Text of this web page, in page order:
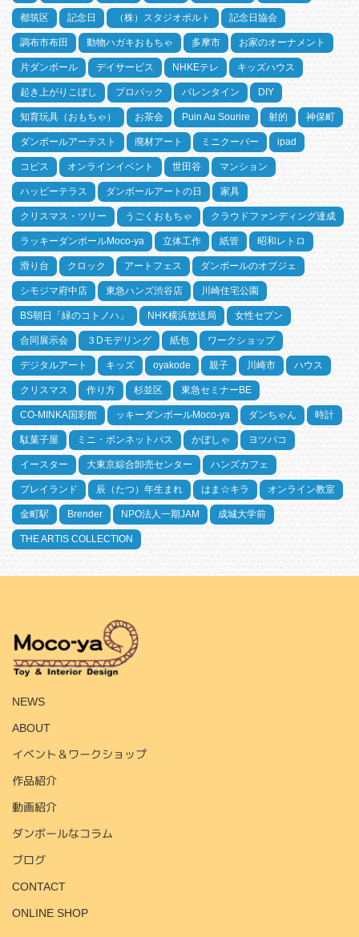
都筑区 記念日 （株）スタジオポルト 記念日協会
調布市布田 動物ハガキおもちゃ 多摩市 お家のオーナメント
片ダンボール デイサービス NHKEテレ キッズハウス
起き上がりこぼし プロパック バレンタイン DIY
知育玩具（おもちゃ） お茶会 Puin Au Sourire 射的 神保町
ダンボールアーテスト 廃材アート ミニクーパー ipad
コピス オンラインイベント 世田谷 マンション
ハッピーテラス ダンボールアートの日 家具
クリスマス・ツリー うごくおもちゃ クラウドファンディング達成
ラッキーダンボールMoco-ya 立体工作 紙管 昭和レトロ
滑り台 クロック アートフェス ダンボールのオブジェ
シモジマ府中店 東急ハンズ渋谷店 川崎住宅公園
BS朝日「緑のコトノハ」 NHK横浜放送局 女性セブン
合同展示会 ３Dモデリング 紙包 ワークショップ
デジタルアート キッズ oyakode 親子 川崎市 ハウス
クリスマス 作り方 杉並区 東急セミナーBE
CO-MINKA国彩館 ッキーダンボールMoco-ya ダンちゃん 時計
駄菓子屋 ミニ・ボンネットバス かぼしゃ ヨツバコ
イースター 大東京綜合卸売センター ハンズカフェ
プレイランド 辰（たつ）年生まれ はま☆キラ オンライン教室
金町駅 Brender NPO法人一期JAM 成城大学前
THE ARTIS COLLECTION
NEWS
ABOUT
イベント＆ワークショップ
作品紹介
動画紹介
ダンボールなコラム
ブログ
CONTACT
ONLINE SHOP